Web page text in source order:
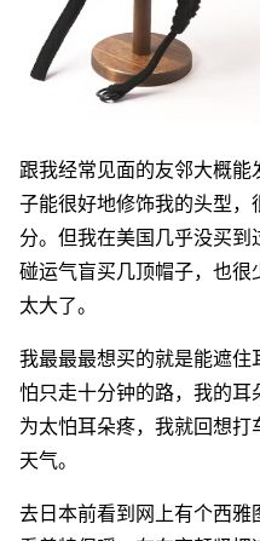
跟我经常见面的友邻大概
子能很好地修饰我的头型
分。但我在美国几乎没买
碰运气盲买几顶帽子，也
太大了。
我最最最想买的就是能遮
怕只走十分钟的路，我的耳
为太怕耳朵疼，我就回想
天气。
去日本前看到网上有个西雅